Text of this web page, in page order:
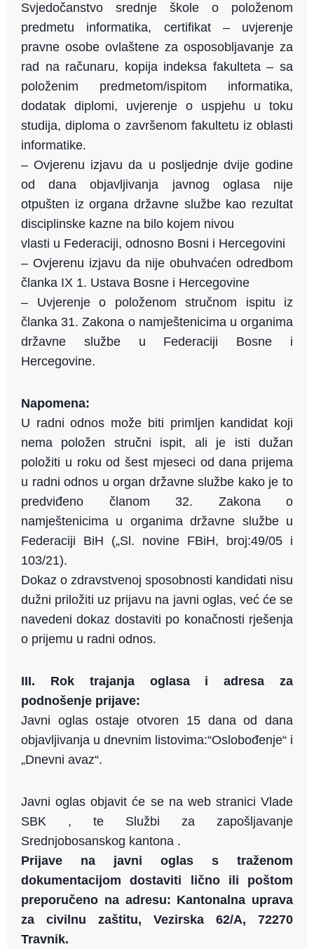
Svjedočanstvo srednje škole o položenom
predmetu informatika, certifikat – uvjerenje
pravne osobe ovlaštene za osposobljavanje za
rad na računaru, kopija indeksa fakulteta – sa
položenim predmetom/ispitom informatika,
dodatak diplomi, uvjerenje o uspjehu u toku
studija, diploma o završenom fakultetu iz oblasti
informatike.
– Ovjerenu izjavu da u posljednje dvije godine
od dana objavljivanja javnog oglasa nije
otpušten iz organa državne službe kao rezultat
disciplinske kazne na bilo kojem nivou
vlasti u Federaciji, odnosno Bosni i Hercegovini
– Ovjerenu izjavu da nije obuhvaćen odredbom
članka IX 1. Ustava Bosne i Hercegovine
– Uvjerenje o položenom stručnom ispitu iz
članka 31. Zakona o namještenicima u organima
državne službe u Federaciji Bosne i
Hercegovine.
Napomena:
U radni odnos može biti primljen kandidat koji
nema položen stručni ispit, ali je isti dužan
položiti u roku od šest mjeseci od dana prijema
u radni odnos u organ državne službe kako je to
predviđeno članom 32. Zakona o
namještenicima u organima državne službe u
Federaciji BiH („Sl. novine FBiH, broj:49/05 i
103/21).
Dokaz o zdravstvenoj sposobnosti kandidati nisu
dužni priložiti uz prijavu na javni oglas, već će se
navedeni dokaz dostaviti po konačnosti rješenja
o prijemu u radni odnos.
III. Rok trajanja oglasa i adresa za
podnošenje prijave:
Javni oglas ostaje otvoren 15 dana od dana
objavljivanja u dnevnim listovima:“Oslobođenje“ i
„Dnevni avaz“.
Javni oglas objavit će se na web stranici Vlade
SBK , te Službi za zapošljavanje
Srednjobosanskog kantona .
Prijave na javni oglas s traženom
dokumentacijom dostaviti lično ili poštom
preporučeno na adresu: Kantonalna uprava
za civilnu zaštitu, Vezirska 62/A, 72270
Travnik.